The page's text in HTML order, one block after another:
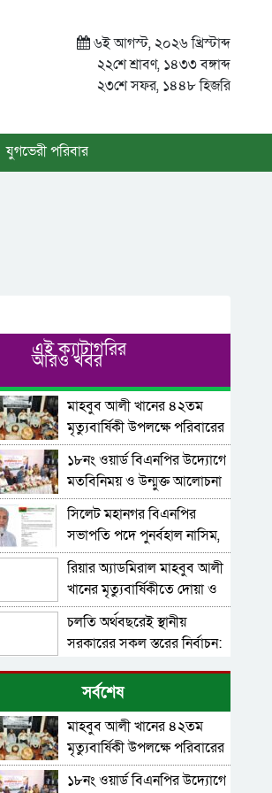
৬ই আগস্ট, ২০২৬ খ্রিস্টাব্দ
২২শে শ্রাবণ, ১৪৩৩ বঙ্গাব্দ
২৩শে সফর, ১৪৪৮ হিজরি
যুগভেরী পরিবার
এই ক্যাটাগরির
আরও খবর
মাহবুব আলী খানের ৪২তম
মৃত্যুবার্ষিকী উপলক্ষে পরিবারের
দোয়া মাহফিল
১৮নং ওয়ার্ড বিএনপির উদ্যোগে
মতবিনিময় ও উন্মুক্ত আলোচনা
সভা-মন্ত্রী খন্দকার মুক্তাদির
সিলেট মহানগর বিএনপির
সভাপতি পদে পুনর্বহাল নাসিম,
ভারমুক্ত লোদী
রিয়ার অ্যাডমিরাল মাহবুব আলী
খানের মৃত্যুবার্ষিকীতে দোয়া ও
শিরনি বিতরণ করলেন মন্ত্রী
আরিফুল হক চৌধুরী
চলতি অর্থবছরেই স্থানীয়
সরকারের সকল স্তরের নির্বাচন:
সিলেটে শিশু ফাহিমা হত্যা:
জাকিরের মৃত্যুদণ্ড, বাকি
দুজনকে খালাস
রিয়ার এ্যাডমিরাল মাহবুব আলী
খানের ৪২তম মৃত্যু বার্ষিকী
আজ
জালালাবাদ গ্যাস
সর্বশেষ
মাহবুব আলী খানের ৪২তম
মৃত্যুবার্ষিকী উপলক্ষে পরিবারের
দোয়া মাহফিল
১৮নং ওয়ার্ড বিএনপির উদ্যোগে